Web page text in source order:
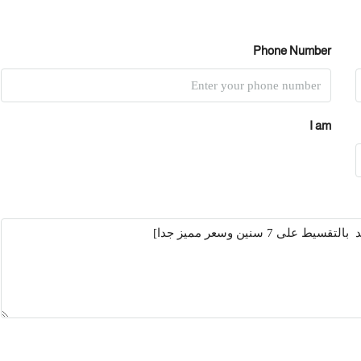
Phone Number
I am